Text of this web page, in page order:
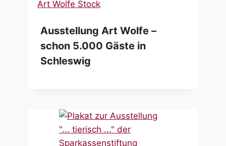
Ausstellung Art Wolfe –
schon 5.000 Gäste in
Schleswig